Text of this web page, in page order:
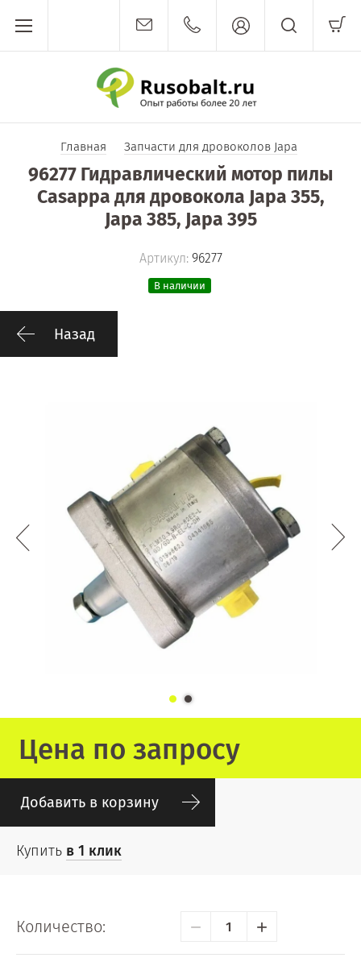
Главная Запчасти для дровоколов Japa
96277 Гидравлический мотор пилы
Casappa для дровокола Japa 355,
Japa 385, Japa 395
Артикул:96277
В наличии
Назад
Цена по запросу
Добавить в корзину
Купить в 1 клик
Количество: − +